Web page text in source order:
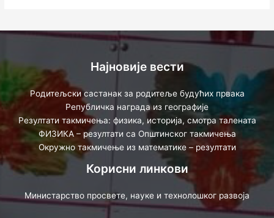
Најновије вести
Родитељски састанак за родитеље будућих првака
Републичка награда из географије
Резултати такмичења: физика, историја, смотра талената
ФИЗИКА – резултати са Општинског такмичења
Окружно такмичење из математике – резултати
Корисни линкови
Министарство просвете, науке и технолошког развоја